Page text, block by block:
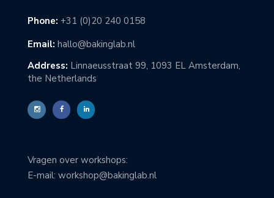
Phone: +31 (0)20 240 0158
Email: hallo@bakinglab.nl
Address: Linnaeusstraat 99, 1093 EL Amsterdam,
the Netherlands
Vragen over workshops:
E-mail: workshop@bakinglab.nl